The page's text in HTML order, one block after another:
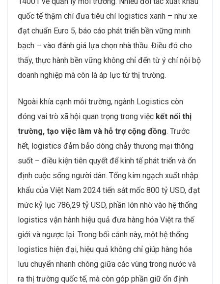
quốc tế thậm chí đưa tiêu chí logistics xanh – như xe
đạt chuẩn Euro 5, báo cáo phát triển bền vững minh
bạch – vào đánh giá lựa chọn nhà thầu. Điều đó cho
thấy, thực hành bền vững không chỉ đến từ ý chí nội bộ
doanh nghiệp mà còn là áp lực từ thị trường.
Ngoài khía cạnh môi trường, ngành Logistics còn
đóng vai trò xã hội quan trọng trong việc kết nối thị
trường, tạo việc làm và hỗ trợ cộng đồng. Trước
hết, logistics đảm bảo dòng chảy thương mại thông
suốt – điều kiện tiên quyết để kinh tế phát triển và ổn
định cuộc sống người dân. Tổng kim ngạch xuất nhập
khẩu của Việt Nam 2024 tiến sát mốc 800 tỷ USD, đạt
mức kỷ lục 786,29 tỷ USD, phần lớn nhờ vào hệ thống
logistics vận hành hiệu quả đưa hàng hóa Việt ra thế
giới và ngược lại. Trong bối cảnh này, một hệ thống
logistics hiện đại, hiệu quả không chỉ giúp hàng hóa
lưu chuyển nhanh chóng giữa các vùng trong nước và
ra thị trường quốc tế, mà còn góp phần giữ ổn định